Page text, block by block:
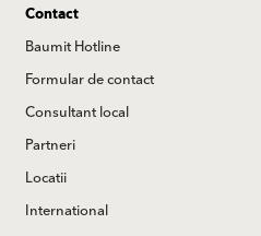
Contact
Baumit Hotline
Formular de contact
Consultant local
Partneri
Locatii
International